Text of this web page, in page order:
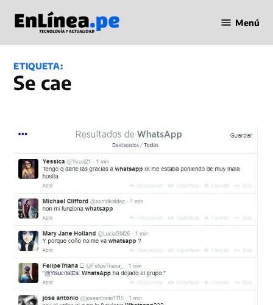
contenido
en Línea
Menú
ETIQUETA:
se cae